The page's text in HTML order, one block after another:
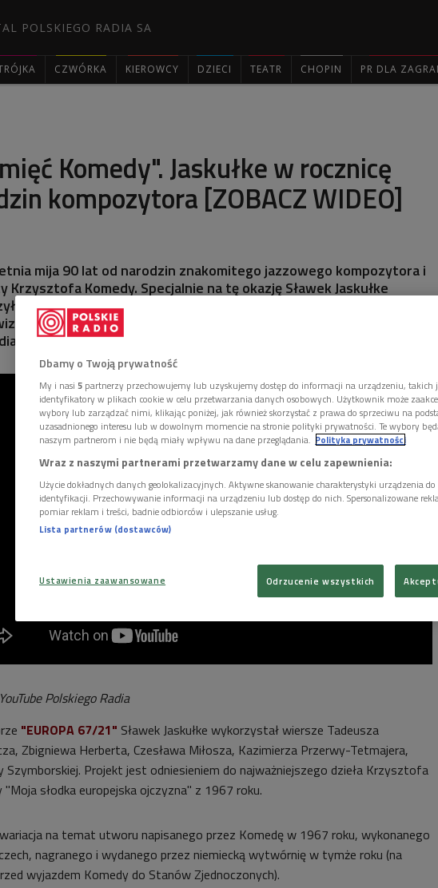
POLSKIEGO RADIA SA
CZWÓRKA KIEROWCY DZIECI TEATR CHOPIN PR DLA
Komedy". Jaskułke w rocznicę
kompozytora [ZOBACZ WIDEO]
mija 90 lat od narodzin znakomitego jazzowego kompozytora i
Krzysztofa Komedy. Specjalnie na tę okazję Sławek Jaskułke
rozbudowaną kompozycję, będącą połączeniem jazzu, swobodnej
muzyki polifonicznej i poezji. Zobacz koncert EUROPA 67/21
Koncertowego Polskiego Radia im. Witolda Lutosławskiego.
Polskiego Radia
"EUROPA 67/21" Sławek Jaskułke wykorzystał wiersze Tadeusza
Zbigniewa Herberta, Czesława Miłosza, Kazimierza Przerwy-Tetmajera,
Szymborskiej. Projekt jest odniesieniem do najważniejszego dzieła Krzysztofa
"Moja słodka europejska ojczyzna" z 1967 roku.
na temat utworu napisanego przez Komedę w 1967 roku, wykonanego
nagranego i wydanego przez niemiecką wytwórnię w tymże roku (na
wyjazdem Komedy do Stanów Zjednoczonych).
Dbamy o Twoją prywatność
My i nasi 5 partnerzy przechowujemy lub uzyskujemy dostęp do informacji na urządzeniu, takich
identyfikatory w plikach cookie w celu przetwarzania danych osobowych. Użytkownik może
wybory lub zarządzać nimi, klikając poniżej, jak również skorzystać z prawa do sprzeciwu na
uzasadnionego interesu lub w dowolnym momencie na stronie polityki prywatności. Te wybory
naszym partnerom i nie będą miały wpływu na dane przeglądania. Polityka prywatności
Wraz z naszymi partnerami przetwarzamy dane w celu zapewnienia:
Użycie dokładnych danych geolokalizacyjnych. Aktywne skanowanie charakterystyki urządzenia do
identyfikacji. Przechowywanie informacji na urządzeniu lub dostęp do nich. Spersonalizowane
pomiar reklam i treści, badnie odbiorców i ulepszanie usług.
Lista partnerów (dostawców)
Ustawienia zaawansowane Odrzucenie wszystkich